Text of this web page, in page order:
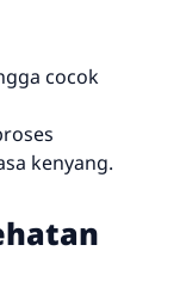
cocok
kenyang.